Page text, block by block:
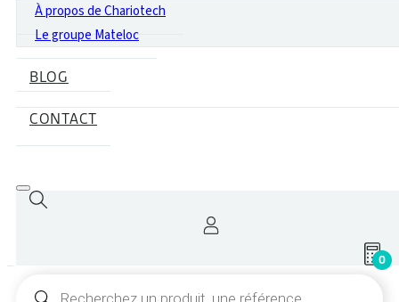
À propos de Chariotech
Le groupe Mateloc
BLOG
CONTACT
0